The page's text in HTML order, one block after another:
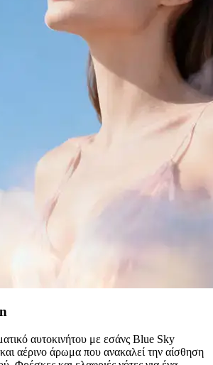
αυτοκινήτου με εσάνς Blue Sky
αέρινο άρωμα που ανακαλεί την αίσθηση